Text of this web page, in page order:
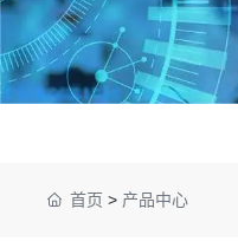
首页 > 产品中心